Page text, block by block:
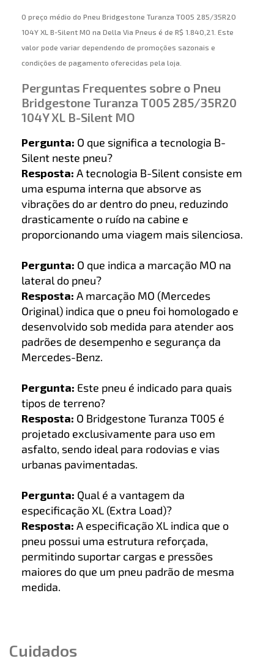
O preço médio do Pneu Bridgestone Turanza T005 285/35R20
104Y XL B-Silent MO na Della Via Pneus é de R$ 1.840,21. Este
valor pode variar dependendo de promoções sazonais e
condições de pagamento oferecidas pela loja.
Perguntas Frequentes sobre o Pneu
Bridgestone Turanza T005 285/35R20
104Y XL B-Silent MO
Pergunta: O que significa a tecnologia B-
Silent neste pneu?
Resposta: A tecnologia B-Silent consiste em
uma espuma interna que absorve as
vibrações do ar dentro do pneu, reduzindo
drasticamente o ruído na cabine e
proporcionando uma viagem mais silenciosa.
Pergunta: O que indica a marcação MO na
lateral do pneu?
Resposta: A marcação MO (Mercedes
Original) indica que o pneu foi homologado e
desenvolvido sob medida para atender aos
padrões de desempenho e segurança da
Mercedes-Benz.
Pergunta: Este pneu é indicado para quais
tipos de terreno?
Resposta: O Bridgestone Turanza T005 é
projetado exclusivamente para uso em
asfalto, sendo ideal para rodovias e vias
urbanas pavimentadas.
Pergunta: Qual é a vantagem da
especificação XL (Extra Load)?
Resposta: A especificação XL indica que o
pneu possui uma estrutura reforçada,
permitindo suportar cargas e pressões
maiores do que um pneu padrão de mesma
medida.
Cuidados